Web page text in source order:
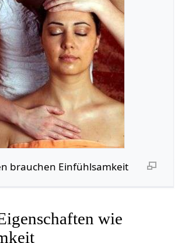
brauchen Einfühlsamkeit
wie